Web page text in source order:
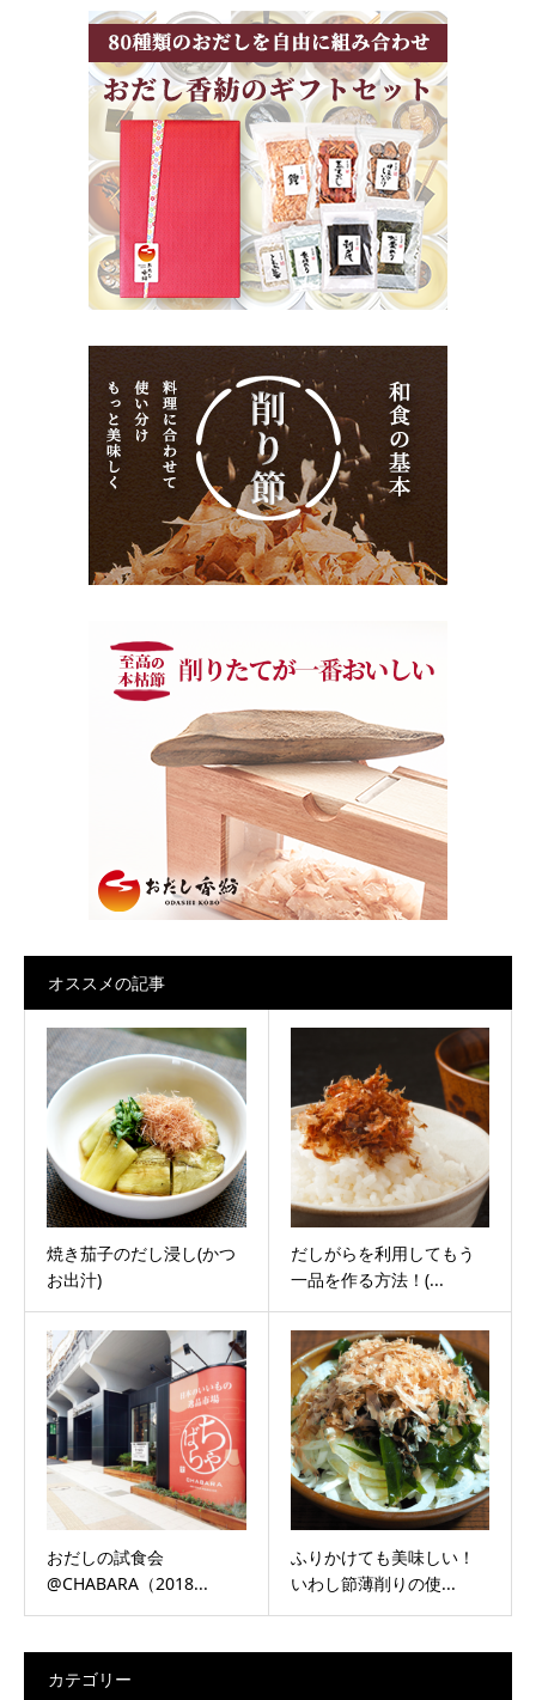
オススメの記事
焼き茄子のだし浸し(かつ
お出汁)
だしがらを利用してもう
一品を作る方法！(...
おだしの試食会
@CHABARA（2018...
ふりかけても美味しい！
いわし節薄削りの使...
カテゴリー